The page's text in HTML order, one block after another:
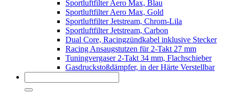
Sportluftfilter Aero Max, Blau
Sportluftfilter Aero Max, Gold
Sportluftfilter Jetstream, Chrom-Lila
Sportluftfilter Jetstream, Carbon
Dual Core, Racingzündkabel inklusive Stecker
Racing Ansaugstutzen für 2-Takt 27 mm
Tuningvergaser 2-Takt 34 mm, Flachschieber
Gasdruckstoßdämpfer, in der Härte Verstellbar